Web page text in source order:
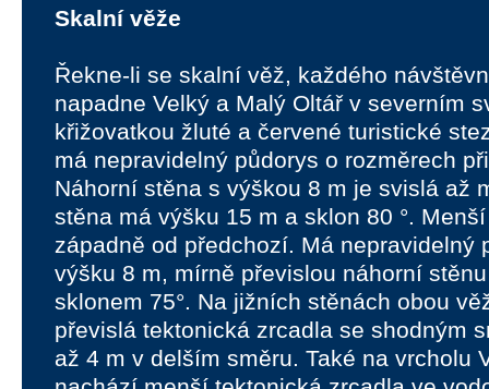
Skalní věže
Řekne-li se skalní věž, každého
napadne Velký a Malý Oltář v severním
křižovatkou žluté a červené turistické
má nepravidelný půdorys o rozměrech
Náhorní stěna s výškou 8 m je svislá až
stěna má výšku 15 m a sklon 80 °.
západně od předchozí. Má nepravidelný
výšku 8 m, mírně převislou náhorní
sklonem 75°. Na jižních stěnách obou
převislá tektonická zrcadla se shodným
až 4 m v delším směru. Také na vrcholu